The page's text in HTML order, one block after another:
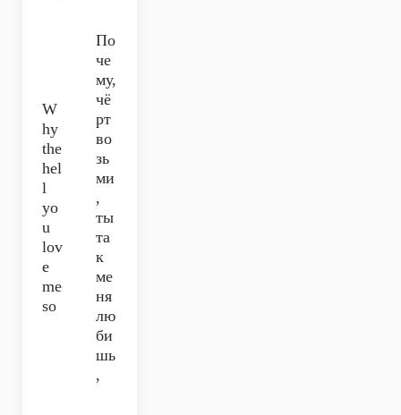
W
hy
the
hel
l
yo
u
lov
e
me
so
По
че
му,
чё
рт
во
зь
ми
,
ты
та
к
ме
ня
лю
би
шь
,